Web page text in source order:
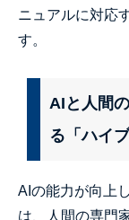
ニュアルに対応
す。
AIと人間
る「ハイ
AIの能力が向上
は、人間の専門